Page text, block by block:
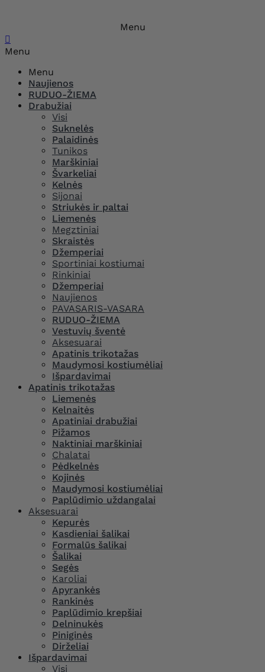
Menu

Menu
Menu
Naujienos
RUDUO-ŽIEMA
Drabužiai
Visi
Suknelės
Palaidinės
Tunikos
Marškiniai
Švarkeliai
Kelnės
Sijonai
Striukės ir paltai
Liemenės
Megztiniai
Skraistės
Džemperiai
Sportiniai kostiumai
Rinkiniai
Džemperiai
Naujienos
PAVASARIS-VASARA
RUDUO-ŽIEMA
Vestuvių šventė
Aksesuarai
Apatinis trikotažas
Maudymosi kostiumėliai
Išpardavimai
Apatinis trikotažas
Liemenės
Kelnaitės
Apatiniai drabužiai
Pižamos
Naktiniai marškiniai
Chalatai
Pėdkelnės
Kojinės
Maudymosi kostiumėliai
Paplūdimio uždangalai
Aksesuarai
Kepurės
Kasdieniai šalikai
Formalūs šalikai
Šalikai
Segės
Karoliai
Apyrankės
Rankinės
Paplūdimio krepšiai
Delninukės
Piniginės
Dirželiai
Išpardavimai
Visi